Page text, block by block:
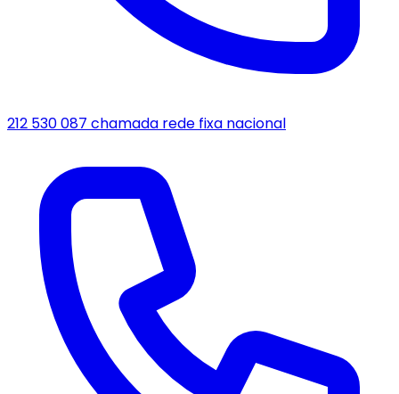
212 530 087 chamada rede fixa nacional